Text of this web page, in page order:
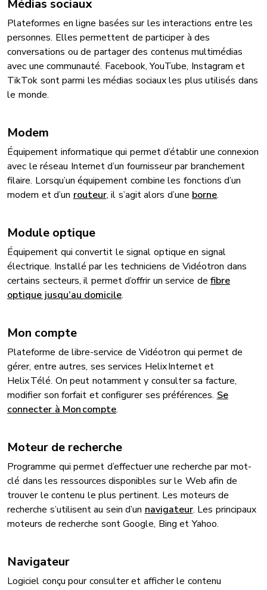
Médias sociaux
Plateformes en ligne basées sur les interactions entre les
personnes. Elles permettent de participer à des
conversations ou de partager des contenus multimédias
avec une communauté. Facebook, YouTube, Instagram et
TikTok sont parmi les médias sociaux les plus utilisés dans
le monde.
Modem
Équipement informatique qui permet d’établir une connexion
avec le réseau Internet d’un fournisseur par branchement
filaire. Lorsqu’un équipement combine les fonctions d’un
modem et d’un routeur, il s’agit alors d’une borne.
Module optique
Équipement qui convertit le signal optique en signal
électrique. Installé par les techniciens de Vidéotron dans
certains secteurs, il permet d’offrir un service de fibre
optique jusqu’au domicile.
Mon compte
Plateforme de libre-service de Vidéotron qui permet de
gérer, entre autres, ses services Helix Internet et
Helix Télé. On peut notamment y consulter sa facture,
modifier son forfait et configurer ses préférences. Se
connecter à Mon compte.
Moteur de recherche
Programme qui permet d’effectuer une recherche par mot-
clé dans les ressources disponibles sur le Web afin de
trouver le contenu le plus pertinent. Les moteurs de
recherche s’utilisent au sein d’un navigateur. Les principaux
moteurs de recherche sont Google, Bing et Yahoo.
Navigateur
Logiciel conçu pour consulter et afficher le contenu